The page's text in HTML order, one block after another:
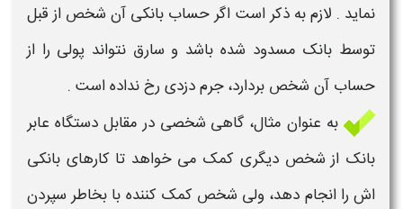
نماید . لازم به ذکر است اگرحساب بانکی آن شخص از قبل
توسط بانک مسدود شده باشد و سارق نتواند پولی را از
حساب آن شخص بردارد، جرمدزدی رخ نداده است .
به عنوان مثال، گاهی شخصی در مقابل دستگاه عابر
بانک از شخص دیگری کمک می خواهد تا کارهای بانکی
اش را انجام دهد، ولی شخص کمک کننده با بخاطر سپردن